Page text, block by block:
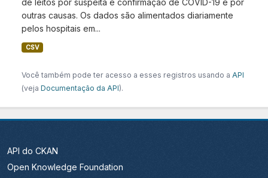
outras causas. Os dados são alimentados diariamente
pelos hospitais em...
CSV
Você também pode ter acesso a esses registros usando a API
(veja Documentação da API).
API do CKAN
Open Knowledge Foundation